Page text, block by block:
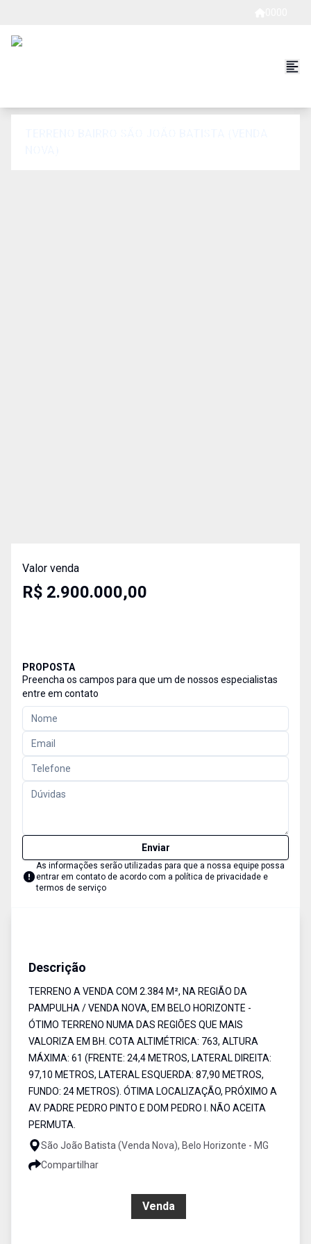
Valor venda
R$ 2.900.000,00
PROPOSTA
Preencha os campos para que um de nossos especialistas
entre em contato
Enviar
As informações serão utilizadas para que a nossa equipe possa
entrar em contato de acordo com a política de privacidade e
termos de serviço
Descrição
TERRENO A VENDA COM 2.384 M², NA REGIÃO DA
PAMPULHA / VENDA NOVA, EM BELO HORIZONTE -
ÓTIMO TERRENO NUMA DAS REGIÕES QUE MAIS
VALORIZA EM BH. COTA ALTIMÉTRICA: 763, ALTURA
MÁXIMA: 61 (FRENTE: 24,4 METROS, LATERAL DIREITA:
97,10 METROS, LATERAL ESQUERDA: 87,90 METROS,
FUNDO: 24 METROS). ÓTIMA LOCALIZAÇÃO, PRÓXIMO A
AV. PADRE PEDRO PINTO E DOM PEDRO I. NÃO ACEITA
PERMUTA.
São João Batista (Venda Nova), Belo Horizonte - MG
Compartilhar
Venda